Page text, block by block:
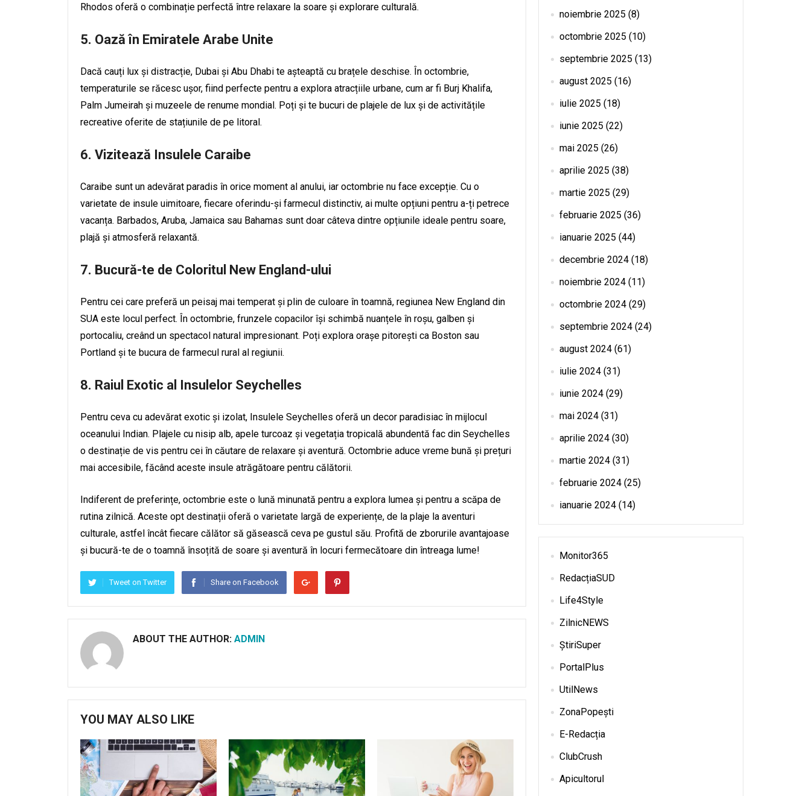
Rhodos oferă o combinație perfectă între relaxare la soare și explorare culturală.
5. Oază în Emiratele Arabe Unite
Dacă cauți lux și distracție, Dubai și Abu Dhabi te așteaptă cu brațele deschise. În octombrie,
temperaturile se răcesc ușor, fiind perfecte pentru a explora atracțiile urbane, cum ar fi Burj Khalifa,
Palm Jumeirah și muzeele de renume mondial. Poți și te bucuri de plajele de lux și de activitățile
recreative oferite de stațiunile de pe litoral.
6. Vizitează Insulele Caraibe
Caraibe sunt un adevărat paradis în orice moment al anului, iar octombrie nu face excepție. Cu o
varietate de insule uimitoare, fiecare oferindu-și farmecul distinctiv, ai multe opțiuni pentru a-ți petrece
vacanța. Barbados, Aruba, Jamaica sau Bahamas sunt doar câteva dintre opțiunile ideale pentru soare,
plajă și atmosferă relaxantă.
7. Bucură-te de Coloritul New England-ului
Pentru cei care preferă un peisaj mai temperat și plin de culoare în toamnă, regiunea New England din
SUA este locul perfect. În octombrie, frunzele copacilor își schimbă nuanțele în roșu, galben și
portocaliu, creând un spectacol natural impresionant. Poți explora orașe pitorești ca Boston sau
Portland și te bucura de farmecul rural al regiunii.
8. Raiul Exotic al Insulelor Seychelles
Pentru ceva cu adevărat exotic și izolat, Insulele Seychelles oferă un decor paradisiac în mijlocul
oceanului Indian. Plajele cu nisip alb, apele turcoaz și vegetația tropicală abundentă fac din Seychelles
o destinație de vis pentru cei în căutare de relaxare și aventură. Octombrie aduce vreme bună și prețuri
mai accesibile, făcând aceste insule atrăgătoare pentru călătorii.
Indiferent de preferințe, octombrie este o lună minunată pentru a explora lumea și pentru a scăpa de
rutina zilnică. Aceste opt destinații oferă o varietate largă de experiențe, de la plaje la aventuri
culturale, astfel încât fiecare călător să găsească ceva pe gustul său. Profită de zborurile avantajoase
și bucură-te de o toamnă însoțită de soare și aventură în locuri fermecătoare din întreaga lume!
Tweet on Twitter Share on Facebook
ABOUT THE AUTHOR: ADMIN
YOU MAY ALSO LIKE
noiembrie 2025 (8)
octombrie 2025 (10)
septembrie 2025 (13)
august 2025 (16)
iulie 2025 (18)
iunie 2025 (22)
mai 2025 (26)
aprilie 2025 (38)
martie 2025 (29)
februarie 2025 (36)
ianuarie 2025 (44)
decembrie 2024 (18)
noiembrie 2024 (11)
octombrie 2024 (29)
septembrie 2024 (24)
august 2024 (61)
iulie 2024 (31)
iunie 2024 (29)
mai 2024 (31)
aprilie 2024 (30)
martie 2024 (31)
februarie 2024 (25)
ianuarie 2024 (14)
Monitor365
RedacțiaSUD
Life4Style
ZilnicNEWS
ȘtiriSuper
PortalPlus
UtilNews
ZonaPopești
E-Redacția
ClubCrush
Apicultorul